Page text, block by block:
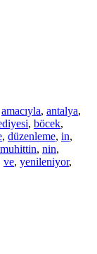
amacıyla, antalya,
, böcek,
, düzenleme, in,
muhittin, nin,
ve, yenileniyor,